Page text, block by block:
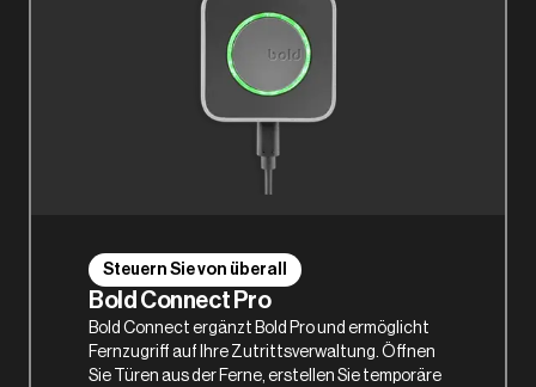
Steuern Sie von überall
Bold Connect Pro
Bold Connect ergänzt Bold Pro und ermöglicht
Fernzugriff auf Ihre Zutrittsverwaltung. Öffnen
Sie Türen aus der Ferne, erstellen Sie temporäre